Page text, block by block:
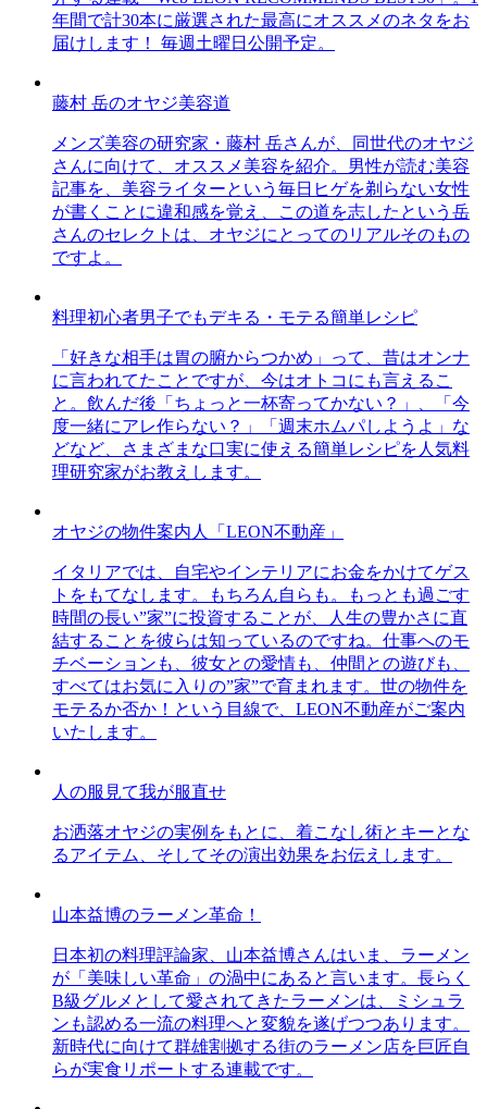
年間で計30本に厳選された最高にオススメのネタをお
届けします！ 毎週土曜日公開予定。
藤村 岳のオヤジ美容道
メンズ美容の研究家・藤村 岳さんが、同世代のオヤジ
さんに向けて、オススメ美容を紹介。男性が読む美容
記事を、美容ライターという毎日ヒゲを剃らない女性
が書くことに違和感を覚え、この道を志したという岳
さんのセレクトは、オヤジにとってのリアルそのもの
ですよ。
料理初心者男子でもデキる・モテる簡単レシピ
「好きな相手は胃の腑からつかめ」って、昔はオンナ
に言われてたことですが、今はオトコにも言えるこ
と。飲んだ後「ちょっと一杯寄ってかない？」、「今
度一緒にアレ作らない？」「週末ホムパしようよ」な
どなど、さまざまな口実に使える簡単レシピを人気料
理研究家がお教えします。
オヤジの物件案内人「LEON不動産」
イタリアでは、自宅やインテリアにお金をかけてゲス
トをもてなします。もちろん自らも。もっとも過ごす
時間の長い”家”に投資することが、人生の豊かさに直
結することを彼らは知っているのですね。仕事へのモ
チベーションも、彼女との愛情も、仲間との遊びも、
すべてはお気に入りの”家”で育まれます。世の物件を
モテるか否か！という目線で、LEON不動産がご案内
いたします。
人の服見て我が服直せ
お洒落オヤジの実例をもとに、着こなし術とキーとな
るアイテム、そしてその演出効果をお伝えします。
山本益博のラーメン革命！
日本初の料理評論家、山本益博さんはいま、ラーメン
が「美味しい革命」の渦中にあると言います。長らく
B級グルメとして愛されてきたラーメンは、ミシュラ
ンも認める一流の料理へと変貌を遂げつつあります。
新時代に向けて群雄割拠する街のラーメン店を巨匠自
らが実食リポートする連載です。